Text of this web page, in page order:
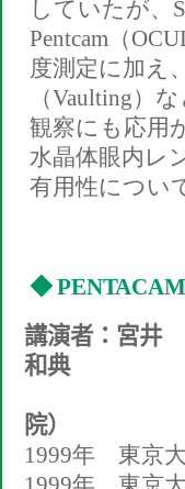
していたが、
Pentcam （
度測定に加え
（Vaulting）
観察にも応用
水晶体眼内レ
有用性につい
◆PENTACAM
講演者：宮
和典
院）
1999年 東京大